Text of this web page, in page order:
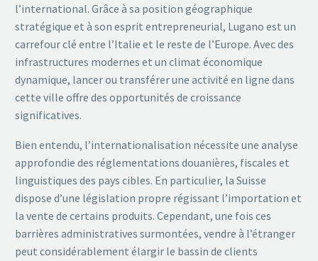
l’international. Grâce à sa position géographique
stratégique et à son esprit entrepreneurial, Lugano est un
carrefour clé entre l’Italie et le reste de l’Europe. Avec des
infrastructures modernes et un climat économique
dynamique, lancer ou transférer une activité en ligne dans
cette ville offre des opportunités de croissance
significatives.
Bien entendu, l’internationalisation nécessite une analyse
approfondie des réglementations douanières, fiscales et
linguistiques des pays cibles. En particulier, la Suisse
dispose d’une législation propre régissant l’importation et
la vente de certains produits. Cependant, une fois ces
barrières administratives surmontées, vendre à l’étranger
peut considérablement élargir le bassin de clients